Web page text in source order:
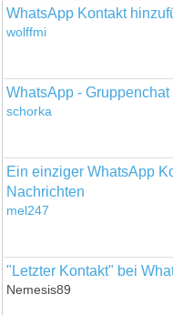
WhatsApp Kontakt
wolffmi
WhatsApp -
schorka
Ein einziger WhatsApp
Nachrichten
mel247
"Letzter Kontakt" bei
Nemesis89